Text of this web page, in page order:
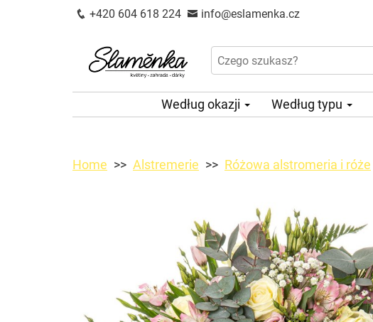
+420 604 618 224 info@eslamenka.cz
Według okazji Według typu
Home Alstremerie Różowa alstromeria i róże